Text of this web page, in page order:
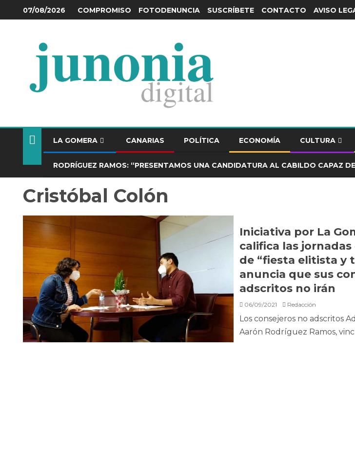
07/08/2026 COMPROMISO FOTODENUNCIA SUSCRÍBETE CONTACTO AVISO
LA GOMERA CANARIAS POLÍTICA ECONOMÍA CULTURA
RODRÍGUEZ RAMOS: “PRESENTAMOS UNA CANDIDATURA AL CABILDO CAPAZ
Cristóbal Colón
Iniciativa por La
califica las
de “fiesta elitista y
anuncia que sus
adscritos no irán
06/09/2021 Redacción
Los consejeros no adscritos
Aarón Rodríguez Ramos,